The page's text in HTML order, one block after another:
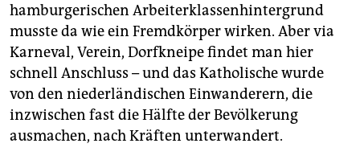
hamburgerischen Arbeiterklassenhintergrund
musste da wie ein Fremdkörper wirken. Aber via
Karneval, Verein, Dorfkneipe findet man hier
schnell Anschluss – und das Katholische wurde
von den niederländischen Einwanderern, die
inzwischen fast die Hälfte der Bevölkerung
ausmachen, nach Kräften unterwandert.